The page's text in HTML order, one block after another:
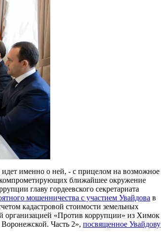
именно о ней, - с прицелом на возможное
ближайшее окружение
главу гордеевского секретариата
мошенничества с участием Увайдова в
кадастровой стоимости земельных
организацией «Против коррупции» из Химок
Часть 2», посвященное Увайдову